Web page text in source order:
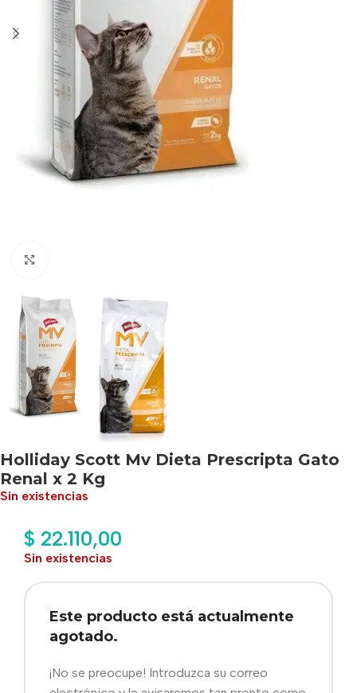
Holliday Scott Mv Dieta Prescripta Gato
Renal x 2 Kg
Sin existencias
$ 22.110,00
Sin existencias
Este producto está actualmente
agotado.
¡No se preocupe! Introduzca su correo